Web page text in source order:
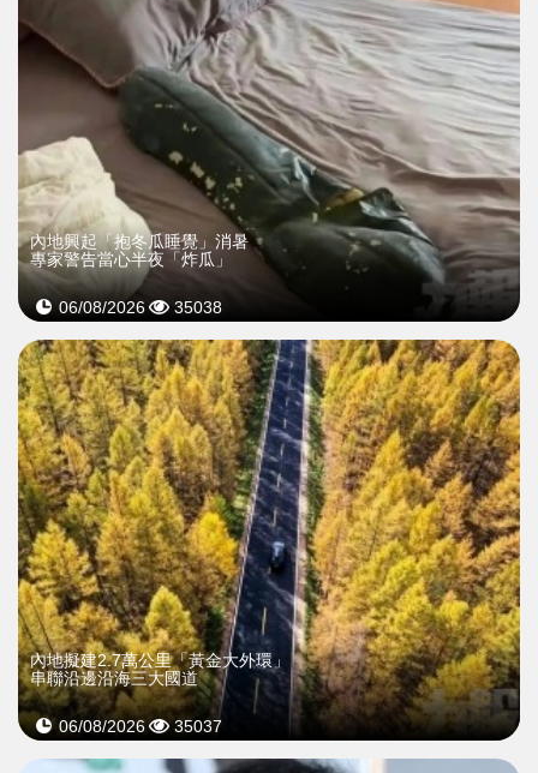
內地興起「抱冬瓜睡覺」消暑
專家警告當心半夜「炸瓜」
06/08/2026 35038
內地擬建2.7萬公里「黃金大外環」
串聯沿邊沿海三大國道
06/08/2026 35037